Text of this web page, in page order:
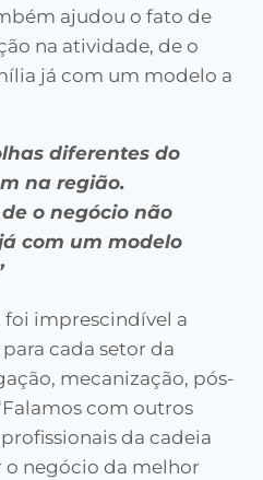
ajudou o fato de
na atividade, de o
já com um modelo a
diferentes do
na região.
o negócio não
com um modelo
foi imprescindível a
cada setor da
mecanização, pós-
com outros
da cadeia
o negócio da melhor